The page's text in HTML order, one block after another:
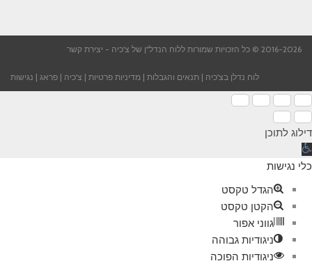
2016-2026 © כל הזכויות שמורות ללוח הנדל"ן של צ'כיה - יצירת קשר
לוח נדלן בצ'כיה | תנאים והגבלות | מדיניות פרטיות | צ'כיה | פראג | נגישות
דילוג לתוכן
פתח
סרגל
כלי נגישות
הגדל טקסט
הקטן טקסט
גווני אפור
ניגודיות גבוהה
ניגודיות הפוכה